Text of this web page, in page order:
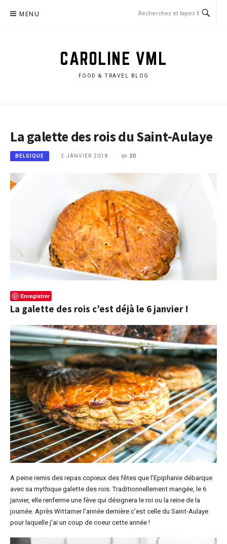
MENU
CAROLINE VML
FOOD & TRAVEL BLOG
La galette des rois du Saint-Aulaye
BELGIQUE 2 JANVIER 2018 20
Enregistrer
La galette des rois c’est déjà le 6 janvier !
A peine remis des repas copieux des fêtes que l’Epiphanie débarque
avec sa mythique galette des rois. Traditionnellement mangée, le 6
janvier, elle renferme une fève qui désignera le roi ou la reine de la
journée. Après Wittamer l’année dernière c’est celle du Saint-Aulaye
pour laquelle j’ai un coup de coeur cette année !